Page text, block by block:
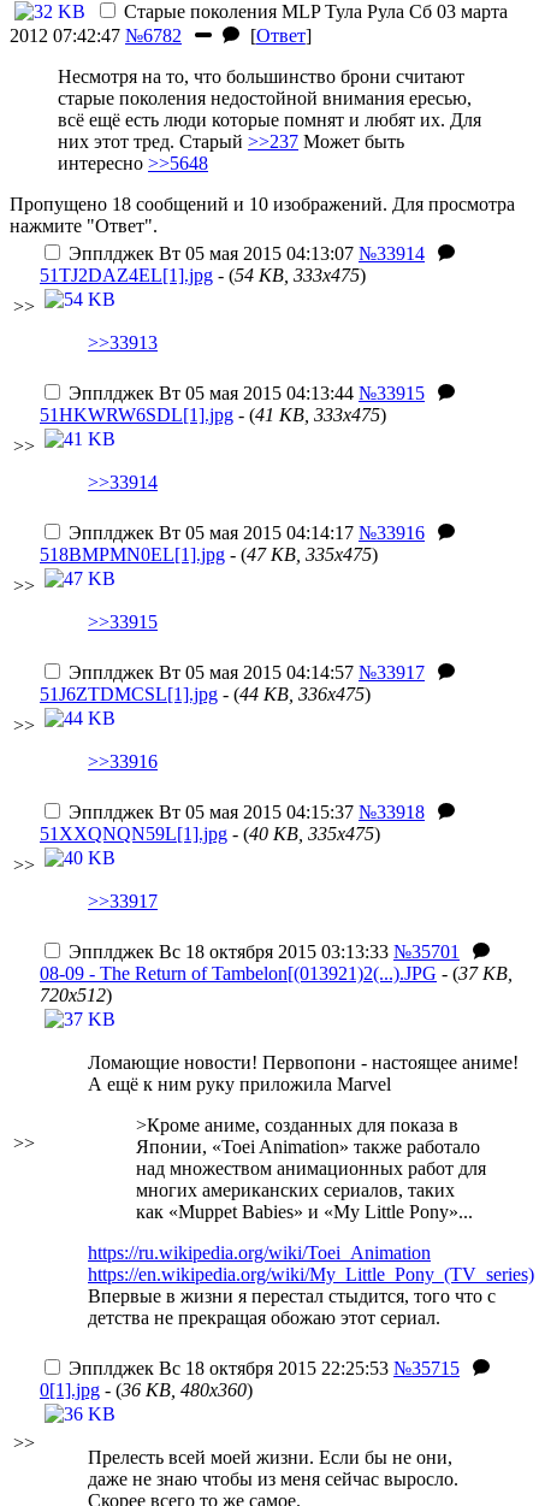
Старые поколения MLP Тула Рула Сб 03 марта
2012 07:42:47 №6782 [Ответ]
Несмотря на то, что большинство брони считают
старые поколения недостойной внимания ересью,
всё ещё есть люди которые помнят и любят их. Для
них этот тред. Старый >>237 Может быть
интересно >>5648
Пропущено 18 сообщений и 10 изображений. Для просмотра
нажмите "Ответ".
>>
Эпплджек Вт 05 мая 2015 04:13:07 №33914
51TJ2DAZ4EL[1].jpg - (54 KB, 333x475)
>>33913
>>
Эпплджек Вт 05 мая 2015 04:13:44 №33915
51HKWRW6SDL[1].jpg - (41 KB, 333x475)
>>33914
>>
Эпплджек Вт 05 мая 2015 04:14:17 №33916
518BMPMN0EL[1].jpg - (47 KB, 335x475)
>>33915
>>
Эпплджек Вт 05 мая 2015 04:14:57 №33917
51J6ZTDMCSL[1].jpg - (44 KB, 336x475)
>>33916
>>
Эпплджек Вт 05 мая 2015 04:15:37 №33918
51XXQNQN59L[1].jpg - (40 KB, 335x475)
>>33917
>>
Эпплджек Вс 18 октября 2015 03:13:33 №35701
08-09 - The Return of Tambelon[(013921)2(...).JPG - (37 KB,
720x512)
Ломающие новости! Первопони - настоящее аниме!
А ещё к ним руку приложила Marvel
>Кроме аниме, созданных для показа в
Японии, «Toei Animation» также работало
над множеством анимационных работ для
многих американских сериалов, таких
как «Muppet Babies» и «My Little Pony»...
https://ru.wikipedia.org/wiki/Toei_Animation
https://en.wikipedia.org/wiki/My_Little_Pony_(TV_series)
Впервые в жизни я перестал стыдится, того что с
детства не прекращая обожаю этот сериал.
>>
Эпплджек Вс 18 октября 2015 22:25:53 №35715
0[1].jpg - (36 KB, 480x360)
Прелесть всей моей жизни. Если бы не они,
даже не знаю чтобы из меня сейчас выросло.
Скорее всего то же самое.